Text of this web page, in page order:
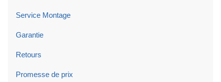
Service Montage
Garantie
Retours
Promesse de prix